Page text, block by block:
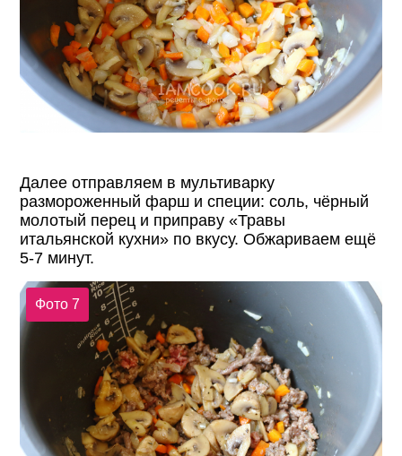
Далее отправляем в мультиварку
размороженный фарш и специи: соль, чёрный
молотый перец и приправу «Травы
итальянской кухни» по вкусу. Обжариваем ещё
5-7 минут.
Фото 7